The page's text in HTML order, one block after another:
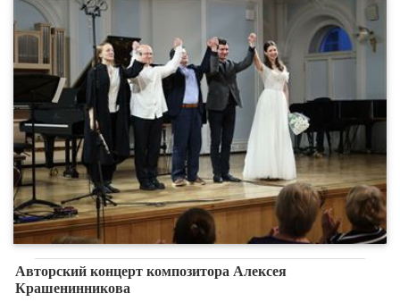
Авторский концерт композитора Алексея
Крашенинникова